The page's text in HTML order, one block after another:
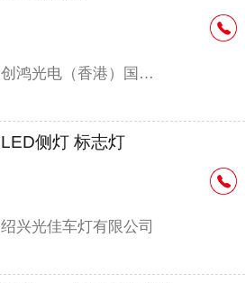
创鸿光电（香港）国际实业有限公司
LED侧灯 标志灯
绍兴光佳车灯有限公司